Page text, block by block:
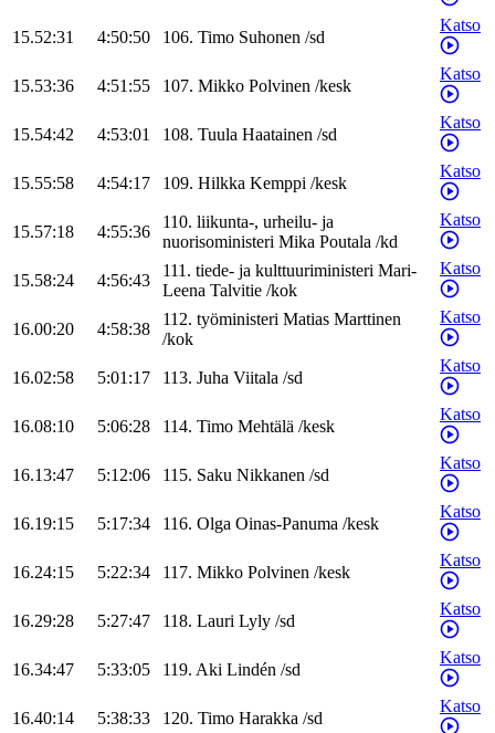
15.52:31 4:50:50 106. Timo Suhonen /sd
Katso
15.53:36 4:51:55 107. Mikko Polvinen /kesk
Katso
15.54:42 4:53:01 108. Tuula Haatainen /sd
Katso
15.55:58 4:54:17 109. Hilkka Kemppi /kesk
Katso
15.57:18 4:55:36
110. liikunta-, urheilu- ja
nuorisoministeri Mika Poutala /kd
Katso
15.58:24 4:56:43
111. tiede- ja kulttuuriministeri Mari-
Leena Talvitie /kok
Katso
16.00:20 4:58:38
112. työministeri Matias Marttinen
/kok
Katso
16.02:58 5:01:17 113. Juha Viitala /sd
Katso
16.08:10 5:06:28 114. Timo Mehtälä /kesk
Katso
16.13:47 5:12:06 115. Saku Nikkanen /sd
Katso
16.19:15 5:17:34 116. Olga Oinas-Panuma /kesk
Katso
16.24:15 5:22:34 117. Mikko Polvinen /kesk
Katso
16.29:28 5:27:47 118. Lauri Lyly /sd
Katso
16.34:47 5:33:05 119. Aki Lindén /sd
Katso
16.40:14 5:38:33 120. Timo Harakka /sd
Katso